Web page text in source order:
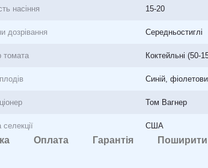
насіння 15-20
дозрівання Середньостиглі
томата Коктейльні (50-
Синій,
Том Вагнер
селекції США
Оплата Гарантія